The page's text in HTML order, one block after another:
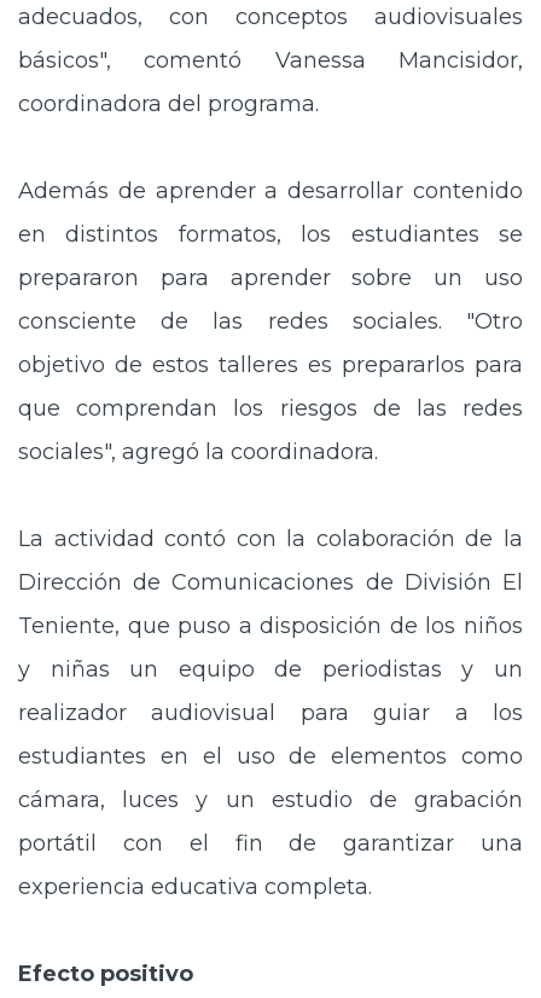
adecuados, con conceptos audiovisuales
básicos", comentó Vanessa Mancisidor,
coordinadora del programa.
Además de aprender a desarrollar contenido
en distintos formatos, los estudiantes se
prepararon para aprender sobre un uso
consciente de las redes sociales. "Otro
objetivo de estos talleres es prepararlos para
que comprendan los riesgos de las redes
sociales", agregó la coordinadora.
La actividad contó con la colaboración de la
Dirección de Comunicaciones de División El
Teniente, que puso a disposición de los niños
y niñas un equipo de periodistas y un
realizador audiovisual para guiar a los
estudiantes en el uso de elementos como
cámara, luces y un estudio de grabación
portátil con el fin de garantizar una
experiencia educativa completa.
Efecto positivo